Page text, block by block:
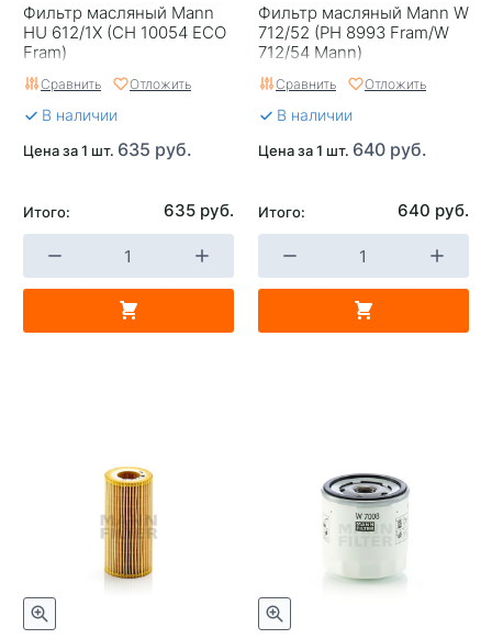
Фильтр масляный Mann
HU 612/1X (CH 10054 ECO
Fram)
Сравнить Отложить
В наличии
Цена за 1 шт. 635 руб.
Итого: 635 руб.
Фильтр масляный Mann W
712/52 (PH 8993 Fram/W
712/54 Mann)
Сравнить Отложить
В наличии
Цена за 1 шт. 640 руб.
Итого: 640 руб.